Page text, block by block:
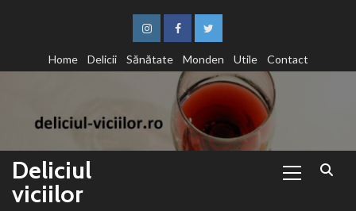
InstagramFacebookTwitter
Home
Delicii Sănătate Monden Utile Contact
Deliciul
viciilor
Menu